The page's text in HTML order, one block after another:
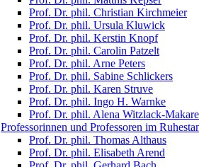
Prof. Dr. phil. Christian Kirchmeier
Prof. Dr. phil. Ursula Kluwick
Prof. Dr. phil. Kerstin Knopf
Prof. Dr. phil. Carolin Patzelt
Prof. Dr. phil. Arne Peters
Prof. Dr. phil. Sabine Schlickers
Prof. Dr. phil. Karen Struve
Prof. Dr. phil. Ingo H. Warnke
Prof. Dr. phil. Alena Witzlack-
Professorinnen und Professoren im
Prof. Dr. phil. Thomas Althaus
Prof. Dr. phil. Elisabeth Arend